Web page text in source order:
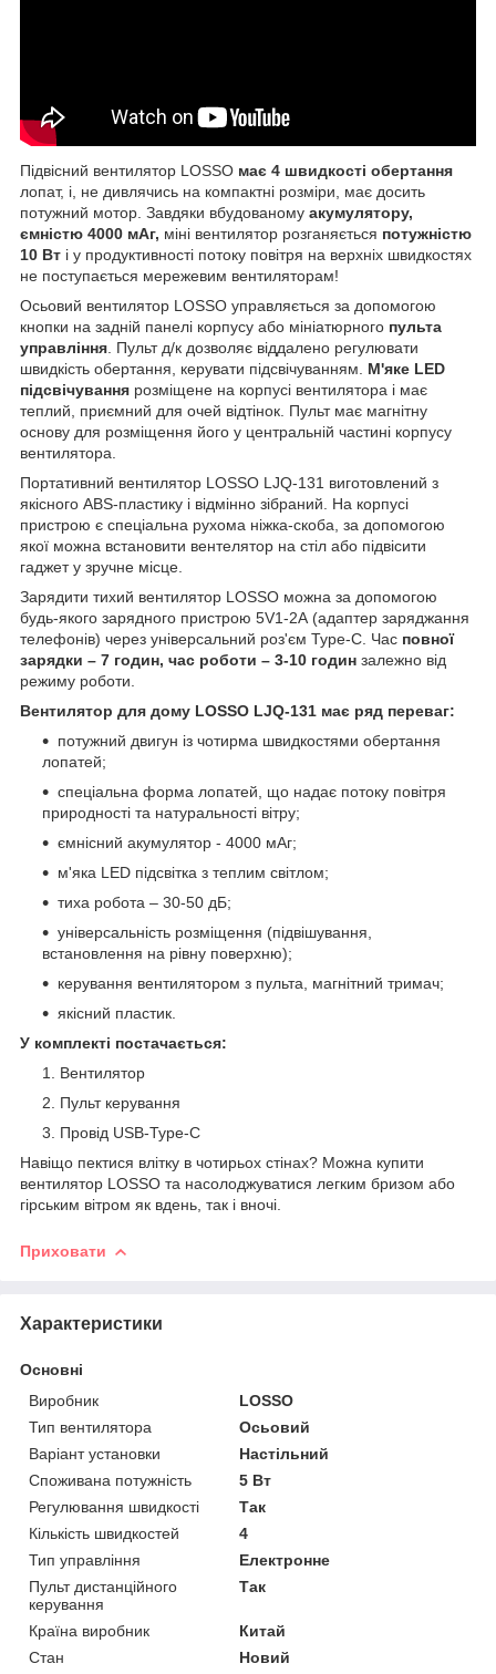
Підвісний вентилятор LOSSO має 4 швидкості обертання
лопат, і, не дивлячись на компактні розміри, має досить
потужний мотор. Завдяки вбудованому акумулятору,
ємністю 4000 мАг, міні вентилятор розганяється потужністю
10 Вт і у продуктивності потоку повітря на верхніх швидкостях
не поступається мережевим вентиляторам!
Осьовий вентилятор LOSSO управляється за допомогою
кнопки на задній панелі корпусу або мініатюрного пульта
управління . Пульт д/к дозволяє віддалено регулювати
швидкість обертання, керувати підсвічуванням. М'яке LED
підсвічування розміщене на корпусі вентилятора і має
теплий, приємний для очей відтінок. Пульт має магнітну
основу для розміщення його у центральній частині корпусу
вентилятора.
Портативний вентилятор LOSSO LJQ-131 виготовлений з
якісного ABS-пластику і відмінно зібраний. На корпусі
пристрою є спеціальна рухома ніжка-скоба, за допомогою
якої можна встановити вентелятор на стіл або підвісити
гаджет у зручне місце.
Зарядити тихий вентилятор LOSSO можна за допомогою
будь-якого зарядного пристрою 5V1-2А (адаптер заряджання
телефонів) через універсальний роз'єм Type-C. Час повної
зарядки – 7 годин, час роботи – 3-10 годин залежно від
режиму роботи.
Вентилятор для дому LOSSO LJQ-131 має ряд переваг:
потужний двигун із чотирма швидкостями обертання
лопатей;
спеціальна форма лопатей, що надає потоку повітря
природності та натуральності вітру;
ємнісний акумулятор - 4000 мАг;
м'яка LED підсвітка з теплим світлом;
тиха робота – 30-50 дБ;
універсальність розміщення (підвішування,
встановлення на рівну поверхню);
керування вентилятором з пульта, магнітний тримач;
якісний пластик.
У комплекті постачається:
Вентилятор
Пульт керування
Провід USB-Type-C
Навіщо пектися влітку в чотирьох стінах? Можна купити
вентилятор LOSSO та насолоджуватися легким бризом або
гірським вітром як вдень, так і вночі.
Приховати
Характеристики
Основні
Виробник
LOSSO
Тип вентилятора
Осьовий
Варіант установки
Настільний
Споживана потужність
5 Вт
Регулювання швидкості
Так
Кількість швидкостей
4
Тип управління
Електронне
Пульт дистанційного
керування
Так
Країна виробник
Китай
Стан
Новий